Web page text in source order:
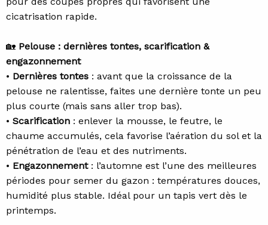
cicatrisation rapide.
🏡 Pelouse : dernières tontes, scarification &
engazonnement
• Dernières tontes : avant que la croissance de la
pelouse ne ralentisse, faites une dernière tonte un peu
plus courte (mais sans aller trop bas).
• Scarification : enlever la mousse, le feutre, le
chaume accumulés, cela favorise l’aération du sol et la
pénétration de l’eau et des nutriments.
• Engazonnement: l’automne est l’une des meilleures
périodes pour semer du gazon : températures douces,
humidité plus stable. Idéal pour un tapis vert dès le
printemps.